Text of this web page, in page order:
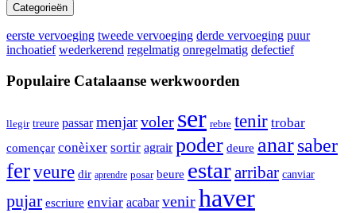
Categorieën
eerste vervoeging tweede vervoeging derde vervoeging puur
inchoatief wederkerend regelmatig onregelmatig defectief
Populaire Catalaanse werkwoorden
llegir treure passar menjarvoler ser rebre tenir trobar
començar conèixer sortir agrair poder deure anarsaber
ferveure dir aprendre posar beure estararribar canviar
pujar escriure enviar acabar venirhaver